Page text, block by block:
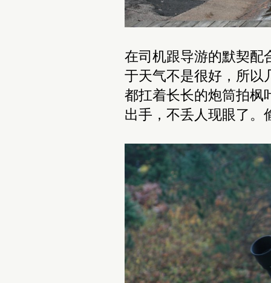
在司机跟导游的默契配
于天气不是很好，所以
都扛着长长的炮筒拍枫
出手，不丢人现眼了。